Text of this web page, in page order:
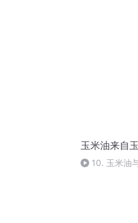
玉米油来自
10. 玉米油